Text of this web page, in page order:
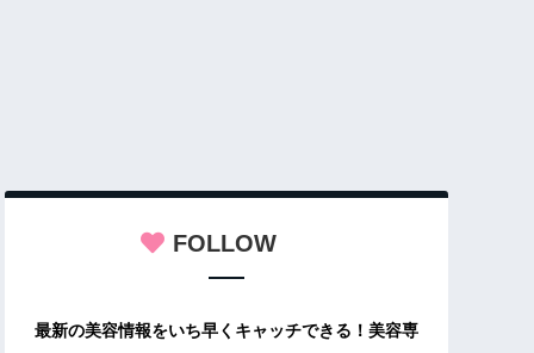
FOLLOW
最新の美容情報をいち早くキャッチできる！美容専